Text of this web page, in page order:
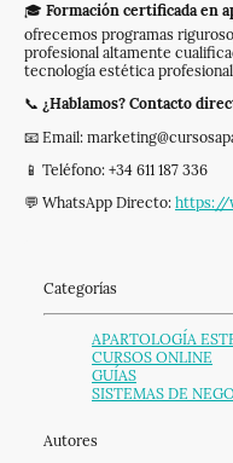
🎓 Formación certificada en
ofrecemos programas
profesional altamente
tecnología estética
📞 ¿Hablamos? Contacto
📧 Email:
📱 Teléfono: +34 611 187 336
💬 WhatsApp Directo: https://
Categorías
APARTOLOGÍA
CURSOS ONLINE
GUÍAS
SISTEMAS DE
Autores